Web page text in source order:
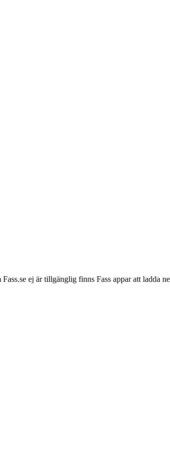
ej är tillgänglig finns Fass appar att ladda